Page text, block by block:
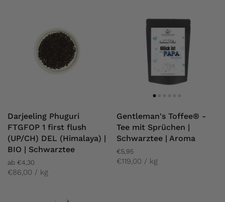
Darjeeling Phuguri
FTGFOP 1 first flush
(UP/CH) DEL (Himalaya) |
BIO | Schwarztee
ab €4,30
€86,00 / kg
Gentleman's Toffee® -
Tee mit Sprüchen |
Schwarztee | Aroma
€5,95
€119,00 / kg